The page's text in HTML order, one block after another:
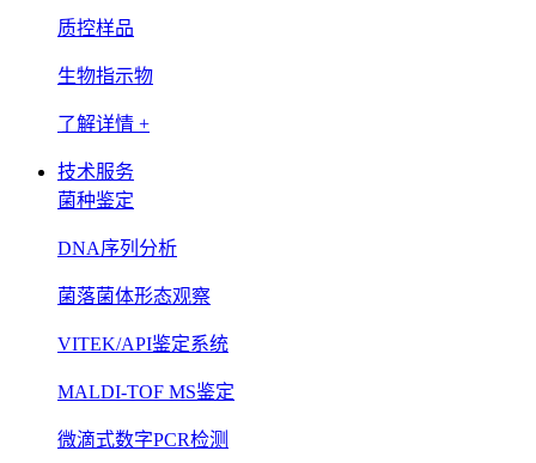
质控样品
生物指示物
了解详情 +
技术服务
菌种鉴定
DNA序列分析
菌落菌体形态观察
VITEK/API鉴定系统
MALDI-TOF MS鉴定
微滴式数字PCR检测